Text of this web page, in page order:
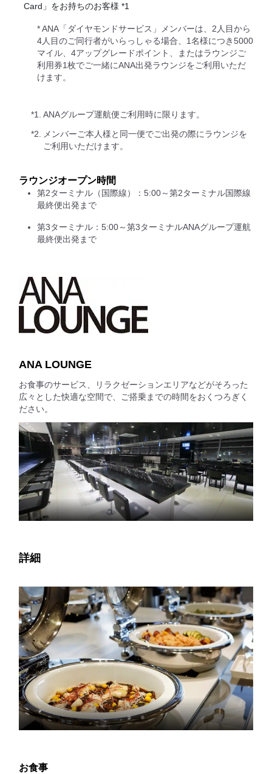
Card」をお持ちのお客様 *1
* ANA「ダイヤモンドサービス」メンバーは、2人目から
4人目のご同行者がいらっしゃる場合、1名様につき5000
マイル、4アップグレードポイント、またはラウンジご
利用券1枚でご一緒にANA出発ラウンジをご利用いただ
けます。
*1. ANAグループ運航便ご利用時に限ります。
*2. メンバーご本人様と同一便でご出発の際にラウンジを
ご利用いただけます。
ラウンジオープン時間
第2ターミナル（国際線）：5:00～第2ターミナル国際線
最終便出発まで
第3ターミナル：5:00～第3ターミナルANAグループ運航
最終便出発まで
ANA LOUNGE
お食事のサービス、リラクゼーションエリアなどがそろった
広々とした快適な空間で、ご搭乗までの時間をおくつろぎく
ださい。
詳細
お食事